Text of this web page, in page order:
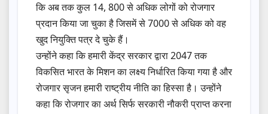
कि अब तक कुल 14, 800 से अधिक लोगों को रोजगार
प्रदान किया जा चुका है जिसमें से 7000 से अधिक को वह
खुद नियुक्ति पत्र दे चुके हैं।
उन्होंने कहा कि हमारी केंद्र सरकार द्वारा 2047 तक
विकसित भारत के मिशन का लक्ष्य निर्धारित किया गया है और
रोजगार सृजन हमारी राष्ट्रीय नीति का हिस्सा है। उन्होंने
कहा कि रोजगार का अर्थ सिर्फ सरकारी नौकरी प्राप्त करना